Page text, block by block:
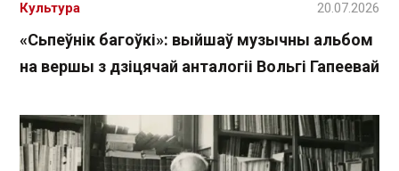
«Сьпеўнік багоўкі»: выйшаў музычны альбом
на вершы з дзіцячай анталогіі Вольгі Гапеевай
Культура 20.07.2026